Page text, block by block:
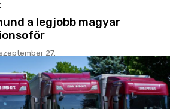
a legjobb magyar
27.